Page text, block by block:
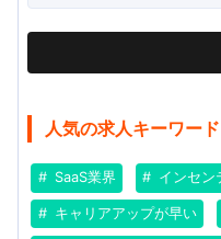
人気の求人キーワード
SaaS業界 インセン
キャリアアップが早い